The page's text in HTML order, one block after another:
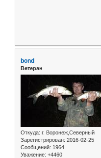
bond
Ветеран
Откуда: г. Воронеж,Северный
Зарегистрирован: 2016-02-25
Сообщений: 1964
Уважение: +4460